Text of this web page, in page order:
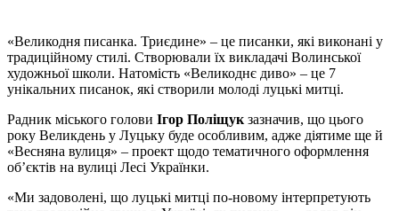
«Великодня писанка. Триєдине» – це писанки, які виконані у
традиційному стилі. Створювали їх викладачі Волинської
художньої школи. Натомість «Великоднє диво» – це 7
унікальних писанок, які створили молоді луцькі митці.
Радник міського голови Ігор Поліщук зазначив, що цього
року Великдень у Луцьку буде особливим, адже діятиме ще й
«Весняна вулиця» – проект щодо тематичного оформлення
об’єктів на вулиці Лесі Українки.
«Ми задоволені, що луцькі митці по-новому інтерпретують